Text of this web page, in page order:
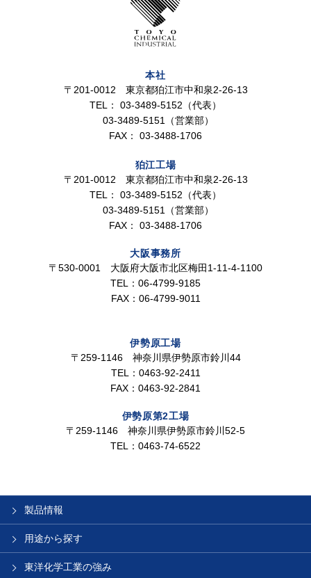
本社
〒201-0012 東京都狛江市中和泉2-26-13
TEL：
03-3489-5152（代表）
03-3489-5151（営業部）
FAX：
03-3488-1706
狛江工場
〒201-0012 東京都狛江市中和泉2-26-13
TEL：
03-3489-5152（代表）
03-3489-5151（営業部）
FAX：
03-3488-1706
大阪事務所
〒530-0001 大阪府大阪市北区梅田1-11-4-1100
TEL：06-4799-9185
FAX：06-4799-9011
伊勢原工場
〒259-1146 神奈川県伊勢原市鈴川44
TEL：0463-92-2411
FAX：0463-92-2841
伊勢原第2工場
〒259-1146 神奈川県伊勢原市鈴川52-5
TEL：0463-74-6522
製品情報
用途から探す
東洋化学工業の強み